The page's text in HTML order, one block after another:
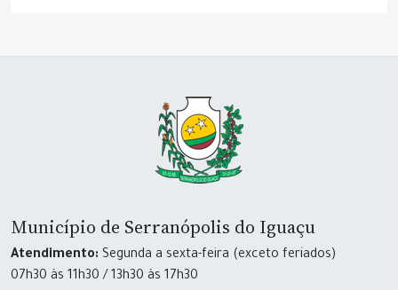
Município de Serranópolis do Iguaçu
Atendimento: Segunda a sexta-feira (exceto feriados)
07h30 às 11h30 / 13h30 às 17h30